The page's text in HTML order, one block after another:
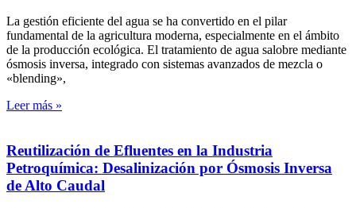
La gestión eficiente del agua se ha convertido en el pilar
fundamental de la agricultura moderna, especialmente en el ámbito
de la producción ecológica. El tratamiento de agua salobre mediante
ósmosis inversa, integrado con sistemas avanzados de mezcla o
«blending»,
Leer más »
Reutilización de Efluentes en la Industria
Petroquímica: Desalinización por Ósmosis Inversa
de Alto Caudal